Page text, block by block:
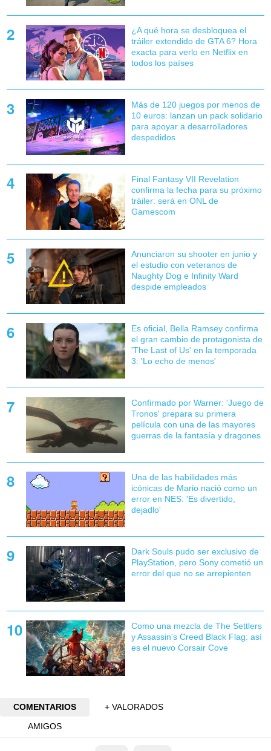
¿A qué hora se desbloquea el
tráiler extendido de GTA 6? Hora
exacta para verlo en Netflix en
todos los países
Más de 120 juegos por menos de
10 euros: lanzan un pack solidario
para apoyar a desarrolladores
despedidos
Final Fantasy VII Revelation
confirma la fecha para su próximo
tráiler: será en ONL de
Gamescom
Anunciaron su shooter en junio y
el estudio con veteranos de
Naughty Dog e Infinity Ward
despide empleados
Es oficial, Bella Ramsey confirma
el gran cambio de protagonista de
'The Last of Us' en la temporada
3: 'Lo echo de menos'
Confirmado por Warner: 'Juego de
Tronos' prepara su primera
película con una de las mayores
guerras de la fantasía y dragones
Una de las habilidades más
icónicas de Mario nació como un
error en NES: 'Es divertido,
dejadlo'
Dark Souls pudo ser exclusivo de
PlayStation, pero Sony cometió un
error del que no se arrepienten
Como una mezcla de The Settlers
y Assassin's Creed Black Flag: así
es el nuevo Corsair Cove
COMENTARIOS
+ VALORADOS
AMIGOS